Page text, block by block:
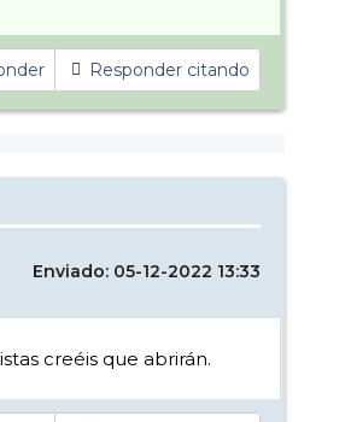
Responder citando
Enviado: 05-12-2022 13:33
creéis que abrirán.